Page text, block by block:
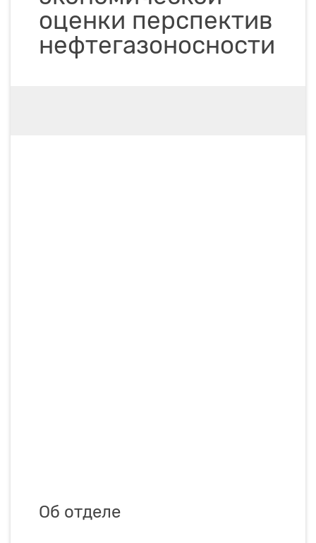
оценки перспектив
нефтегазоносности
Об отделе